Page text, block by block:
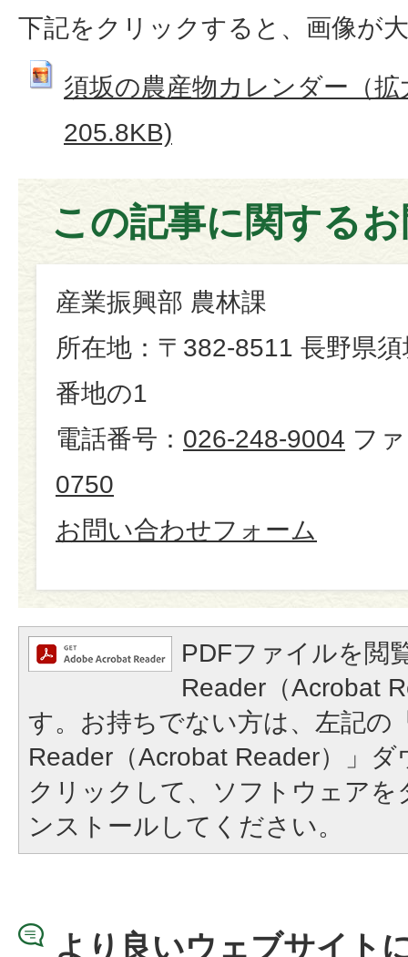
下記をクリックすると、画像が
須坂の農産物カレンダー（
205.8KB)
この記事に関する
産業振興部 農林課
所在地：〒382-8511 長野県
番地の1
電話番号： 026-248-9004 フ
0750
お問い合わせフォーム
PDFファイルを閲
Reader（Acrobat
す。お持ちでない方は、左記の
Reader（Acrobat Reader）」
クリックして、ソフトウェア
ンストールしてください。
より良いウェブサイト